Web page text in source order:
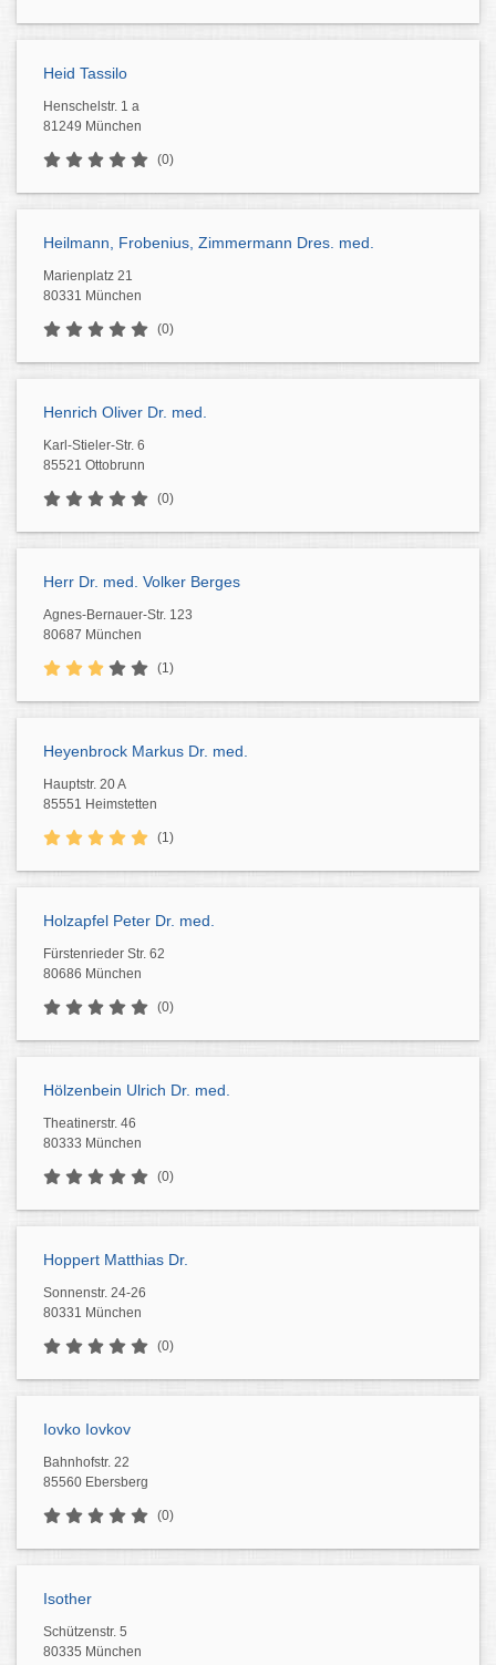
Heid Tassilo
Henschelstr. 1 a
81249 München
(0)
Heilmann, Frobenius, Zimmermann Dres. med.
Marienplatz 21
80331 München
(0)
Henrich Oliver Dr. med.
Karl-Stieler-Str. 6
85521 Ottobrunn
(0)
Herr Dr. med. Volker Berges
Agnes-Bernauer-Str. 123
80687 München
(1)
Heyenbrock Markus Dr. med.
Hauptstr. 20 A
85551 Heimstetten
(1)
Holzapfel Peter Dr. med.
Fürstenrieder Str. 62
80686 München
(0)
Hölzenbein Ulrich Dr. med.
Theatinerstr. 46
80333 München
(0)
Hoppert Matthias Dr.
Sonnenstr. 24-26
80331 München
(0)
Iovko Iovkov
Bahnhofstr. 22
85560 Ebersberg
(0)
Isother
Schützenstr. 5
80335 München